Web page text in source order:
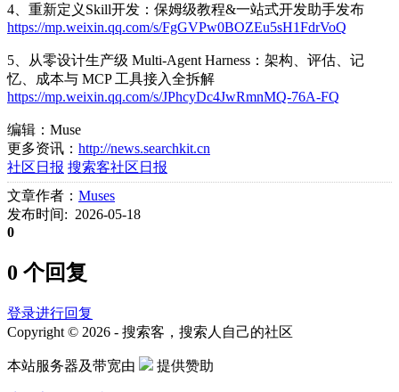
4、重新定义Skill开发：保姆级教程&一站式开发助手发布
https://mp.weixin.qq.com/s/FgGVPw0BOZEu5sH1FdrVoQ
5、从零设计生产级 Multi-Agent Harness：架构、评估、记
忆、成本与 MCP 工具接入全拆解
https://mp.weixin.qq.com/s/JPhcyDc4JwRmnMQ-76A-FQ
编辑：Muse
更多资讯： http://news.searchkit.cn
社区日报 搜索客社区日报
文章作者： Muses
发布时间: 2026-05-18
0
0 个回复
登录进行回复
Copyright © 2026 - 搜索客，搜索人自己的社区
本站服务器及带宽由 提供赞助